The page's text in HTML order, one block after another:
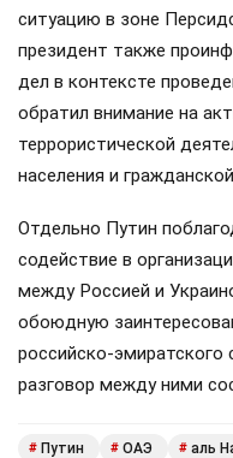
ситуацию в зоне
президент также
дел в контексте
обратил внимание на
террористической
населения и
Отдельно Путин
содействие в
между Россией и
обоюдную
российско-
разговор между ними
# Путин # ОАЭ # аль